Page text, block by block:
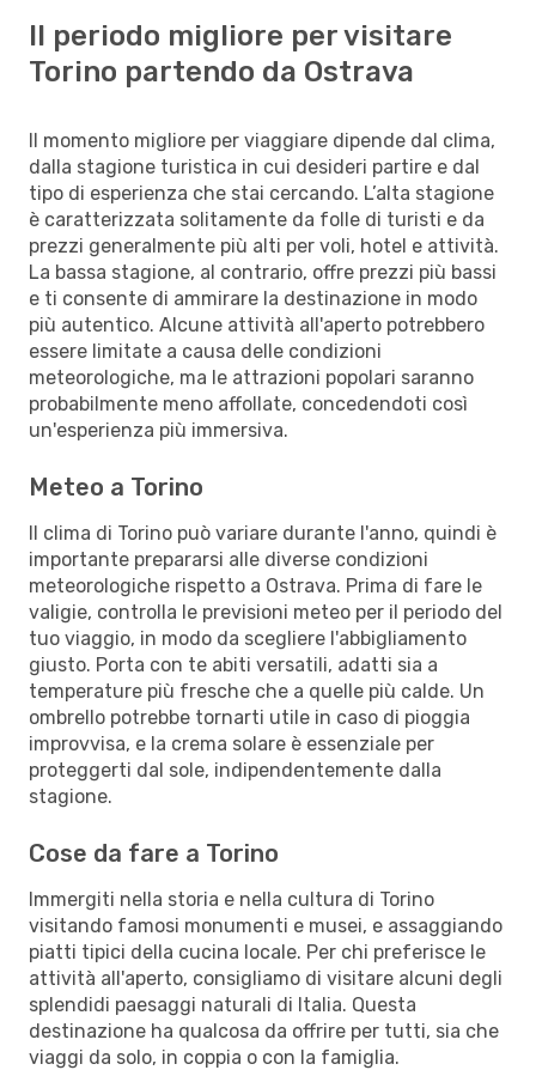
Il periodo migliore per visitare
Torino partendo da Ostrava
Il momento migliore per viaggiare dipende dal clima,
dalla stagione turistica in cui desideri partire e dal
tipo di esperienza che stai cercando. L’alta stagione
è caratterizzata solitamente da folle di turisti e da
prezzi generalmente più alti per voli, hotel e attività.
La bassa stagione, al contrario, offre prezzi più bassi
e ti consente di ammirare la destinazione in modo
più autentico. Alcune attività all'aperto potrebbero
essere limitate a causa delle condizioni
meteorologiche, ma le attrazioni popolari saranno
probabilmente meno affollate, concedendoti così
un'esperienza più immersiva.
Meteo a Torino
Il clima di Torino può variare durante l'anno, quindi è
importante prepararsi alle diverse condizioni
meteorologiche rispetto a Ostrava. Prima di fare le
valigie, controlla le previsioni meteo per il periodo del
tuo viaggio, in modo da scegliere l'abbigliamento
giusto. Porta con te abiti versatili, adatti sia a
temperature più fresche che a quelle più calde. Un
ombrello potrebbe tornarti utile in caso di pioggia
improvvisa, e la crema solare è essenziale per
proteggerti dal sole, indipendentemente dalla
stagione.
Cose da fare a Torino
Immergiti nella storia e nella cultura di Torino
visitando famosi monumenti e musei, e assaggiando
piatti tipici della cucina locale. Per chi preferisce le
attività all'aperto, consigliamo di visitare alcuni degli
splendidi paesaggi naturali di Italia. Questa
destinazione ha qualcosa da offrire per tutti, sia che
viaggi da solo, in coppia o con la famiglia.